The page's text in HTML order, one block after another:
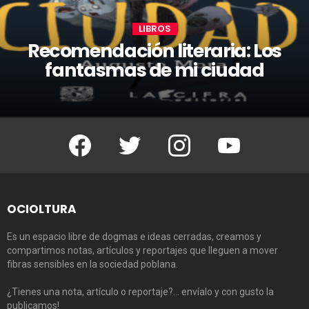
LIBROS
Recomendación literaria: Los
fantasmas de mi ciudad
Facebook Twitter Instagram Youtube
OCIOLTURA
Es un espacio libre de dogmas e ideas cerradas, creamos y
compartimos notas, artículos y reportajes que lleguen a mover
fibras sensibles en la sociedad poblana.
¿Tienes una nota, artículo o reportaje?… envíalo y con gusto la
publicamos!